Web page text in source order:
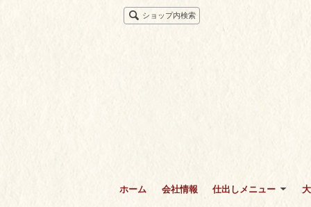
ショップ内検索
ホーム 会社情報 仕出しメニュー